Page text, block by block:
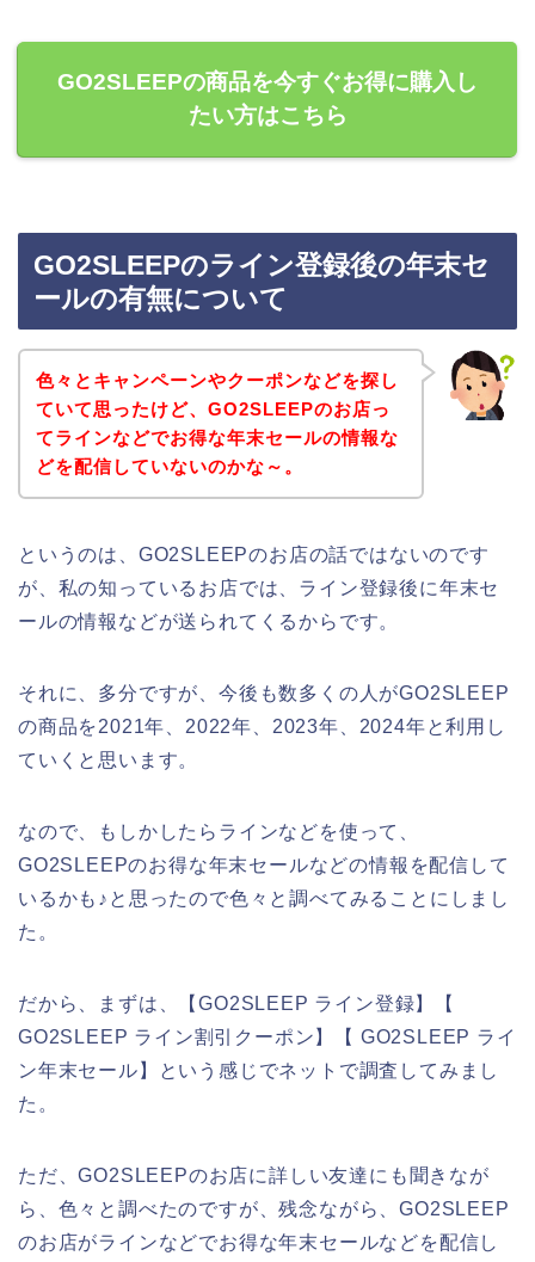
GO2SLEEPの商品を今すぐお得に購入し
たい方はこちら
GO2SLEEPのライン登録後の年末セ
ールの有無について
色々とキャンペーンやクーポンなどを探し
ていて思ったけど、GO2SLEEPのお店っ
てラインなどでお得な年末セールの情報な
どを配信していないのかな～。
というのは、GO2SLEEPのお店の話ではないのです
が、私の知っているお店では、ライン登録後に年末セ
ールの情報などが送られてくるからです。
それに、多分ですが、今後も数多くの人がGO2SLEEP
の商品を2021年、2022年、2023年、2024年と利用し
ていくと思います。
なので、もしかしたらラインなどを使って、
GO2SLEEPのお得な年末セールなどの情報を配信して
いるかも♪と思ったので色々と調べてみることにしまし
た。
だから、まずは、【GO2SLEEP ライン登録】【
GO2SLEEP ライン割引クーポン】【 GO2SLEEP ライ
ン年末セール】という感じでネットで調査してみまし
た。
ただ、GO2SLEEPのお店に詳しい友達にも聞きなが
ら、色々と調べたのですが、残念ながら、GO2SLEEP
のお店がラインなどでお得な年末セールなどを配信し